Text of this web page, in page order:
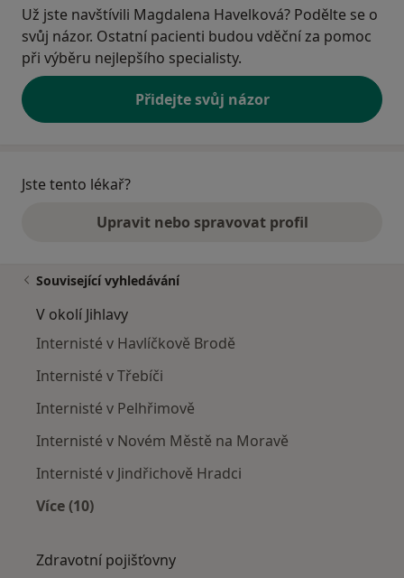
Už jste navštívili Magdalena Havelková? Podělte se o
svůj názor. Ostatní pacienti budou vděční za pomoc
při výběru nejlepšího specialisty.
Přidejte svůj názor
Jste tento lékař?
Upravit nebo spravovat profil
Související vyhledávání
V okolí Jihlavy
Internisté v Havlíčkově Brodě
Internisté v Třebíči
Internisté v Pelhřimově
Internisté v Novém Městě na Moravě
Internisté v Jindřichově Hradci
Více (10)
Zdravotní pojišťovny